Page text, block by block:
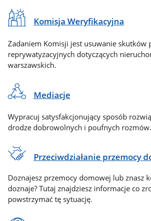
Komisja Weryfikacyjna
Zadaniem Komisji jest usuwanie skutków
reprywatyzacyjnych dotyczących
warszawskich.
Mediacje
Wypracuj satysfakcjonujący sposób
drodze dobrowolnych i poufnych rozmów.
Przeciwdziałanie przemocy
Doznajesz przemocy domowej lub znasz
doznaje? Tutaj znajdziesz informacje co
powstrzymać tę sytuację.